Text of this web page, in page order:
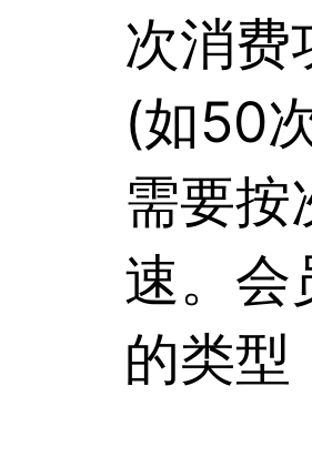
次消费
(如50
需要按
速。会
的类型